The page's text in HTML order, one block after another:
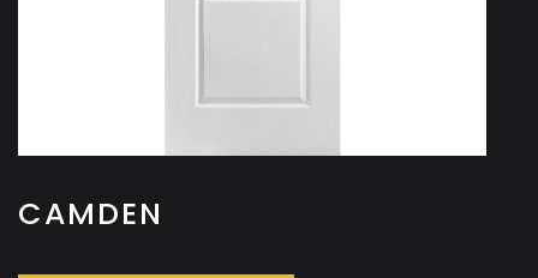
CAMDEN